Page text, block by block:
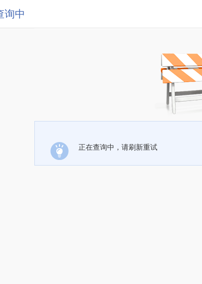
询中
正在查询中，请刷新重试